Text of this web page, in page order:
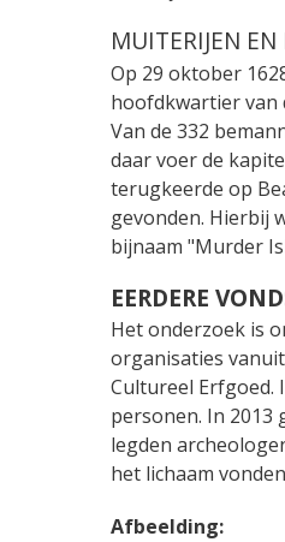
MUITERIJEN
Op 29 oktober
hoofdkwartier van
Van de 332
daar voer de
terugkeerde op
gevonden. Hierbij
bijnaam "Murder
EERDERE
Het onderzoek is
organisaties
Cultureel Erfgoed.
personen. In 2013
legden
het lichaam
Afbeelding: